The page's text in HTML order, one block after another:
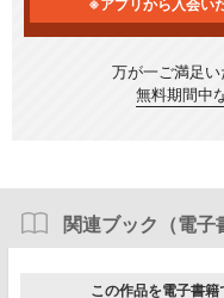
※アプリから入会い
万が一ご満足
無料期間中
関連ブック（電子
この作品を電子書籍